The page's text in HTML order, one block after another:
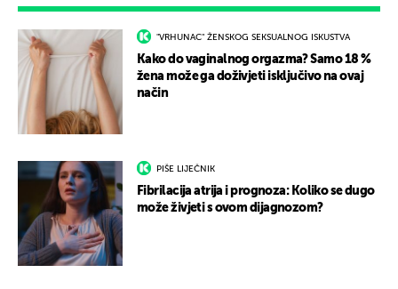
"VRHUNAC" ŽENSKOG SEKSUALNOG ISKUSTVA
Kako do vaginalnog orgazma? Samo 18 %
žena može ga doživjeti isključivo na ovaj
način
PIŠE LIJEČNIK
Fibrilacija atrija i prognoza: Koliko se dugo
može živjeti s ovom dijagnozom?